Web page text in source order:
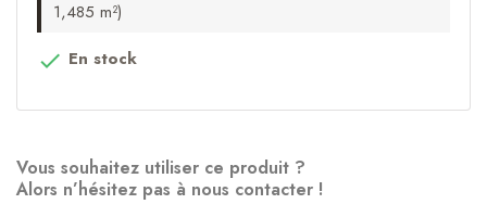
1,485 m²)
 En stock
Vous souhaitez utiliser ce produit ?
Alors n’hésitez pas à nous contacter !